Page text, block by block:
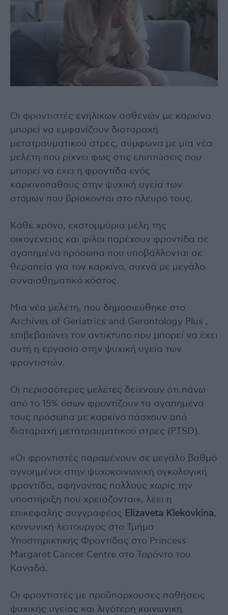
Οι φροντιστές ενήλικων ασθενών με καρκίνο
μπορεί να εμφανίζουν διαταραχή
μετατραυματικού στρες, σύμφωνα με μία νέα
μελέτη που ρίχνει φως στις επιπτώσεις που
μπορεί να έχει η φροντίδα ενός
καρκινοπαθούς στην ψυχική υγεία των
ατόμων που βρίσκονται στο πλευρό τους.
Κάθε χρόνο, εκατομμύρια μέλη της
οικογένειας και φίλοι παρέχουν φροντίδα σε
αγαπημένα πρόσωπα που υποβάλλονται σε
θεραπεία για τον καρκίνο, συχνά με μεγάλο
συναισθηματικό κόστος.
Μια νέα μελέτη, που δημοσιεύθηκε στο
Archives of Geriatrics and Gerontology Plus ,
επιβεβαιώνει τον αντίκτυπο που μπορεί να έχει
αυτή η εργασία στην ψυχική υγεία των
φροντιστών.
Οι περισσότερες μελέτες δείχνουν ότι πάνω
από το 15% όσων φροντίζουν τα αγαπημένα
τους πρόσωπα με καρκίνο πάσχουν από
διαταραχή μετατραυματικού στρες (PTSD).
«Οι φροντιστές παραμένουν σε μεγάλο βαθμό
αγνοημένοι στην ψυχοκοινωνική ογκολογική
φροντίδα, αφήνοντας πολλούς χωρίς την
υποστήριξη που χρειάζονται», λέει η
επικεφαλής συγγραφέας Elizaveta Klekovkina,
κοινωνική λειτουργός στο Τμήμα
Υποστηρικτικής Φροντίδας στο Princess
Margaret Cancer Centre στο Τορόντο του
Καναδά.
Οι φροντιστές με προϋπάρχουσες παθήσεις
ψυχικής υγείας και λιγότερη κοινωνική